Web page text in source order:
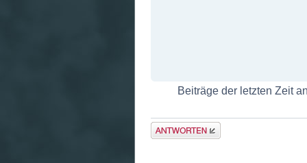
Beiträge der letzten Zeit
Antwort
erstellen